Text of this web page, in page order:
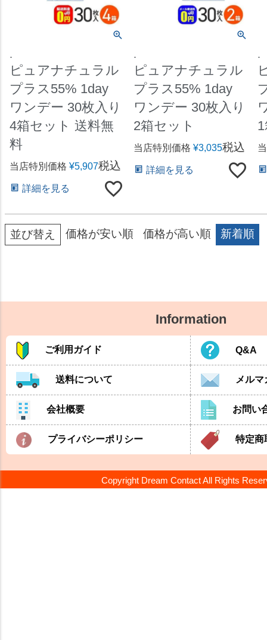
.
ピュアナチュラル
プラス55% 1day
ワンデー 30枚入り
4箱セット 送料無
料
当店特別価格 ¥5,907税込
詳細を見る
.
ピュアナチュラル
プラス55% 1day
ワンデー 30枚入り
2箱セット
当店特別価格 ¥3,035税込
詳細を見る
.
並び替え 価格が安い順 価格が高い順 新着順
Information
ご利用ガイド Q&A
送料について メル
会社概要 お問い
プライバシーポリシー 特定商
Copyright Dream Contact All Rights